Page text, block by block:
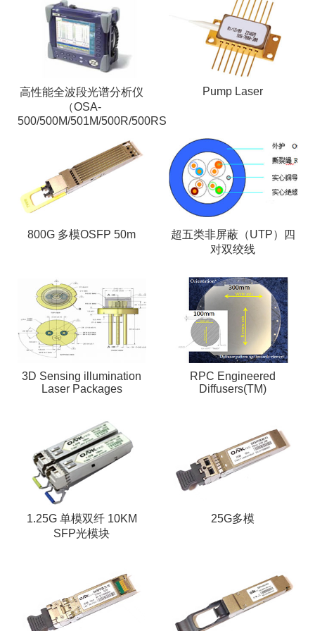
高性能全波段光谱分析仪
（OSA-
500/500M/501M/500R/500RS
Pump Laser
800G 多模OSFP 50m
超五类非屏蔽（UTP）四
对双绞线
3D Sensing illumination
Laser Packages
RPC Engineered
Diffusers(TM)
1.25G 单模双纤 10KM
SFP光模块
25G多模